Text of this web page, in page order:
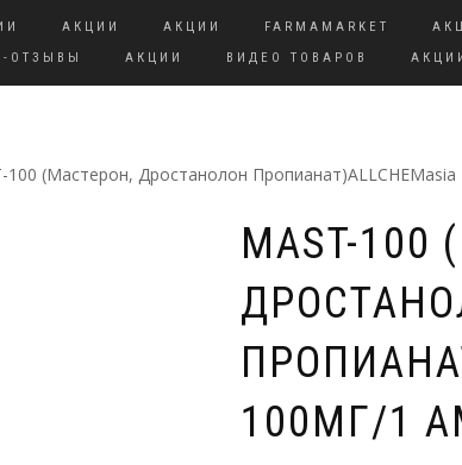
АКЦИИ АКЦИИ FARMAMARKET
ОТЗЫВЫ
АКЦИИ ВИДЕО ТОВАРОВ
100 (Мастерон, Дростанолон Пропианат)ALLCHEMasia
MAST-
100МГ/1